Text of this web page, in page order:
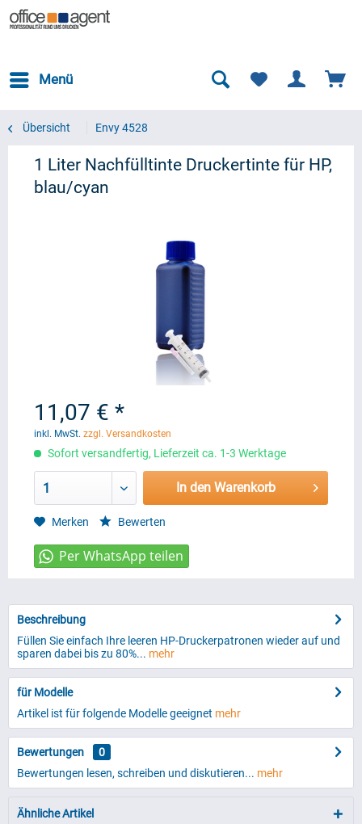
Menü
Übersicht Envy 4528
1 Liter Nachfülltinte Druckertinte für HP,
blau/cyan
11,07 € *
inkl. MwSt. zzgl. Versandkosten
Sofort versandfertig, Lieferzeit ca. 1-3 Werktage
1 In den Warenkorb
Merken Bewerten
Beschreibung
Füllen Sie einfach Ihre leeren HP-Druckerpatronen wieder auf und
sparen dabei bis zu 80%... mehr
für Modelle
Artikel ist für folgende Modelle geeignet mehr
Bewertungen
0
Bewertungen lesen, schreiben und diskutieren... mehr
Ähnliche Artikel